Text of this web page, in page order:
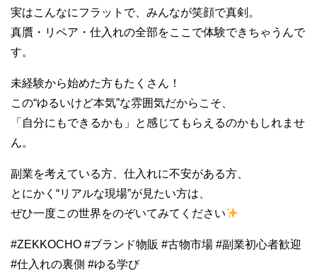
実はこんなにフラットで、みんなが笑顔で真剣。
真贋・リペア・仕入れの全部をここで体験できちゃうんで
す。
未経験から始めた方もたくさん！
この“ゆるいけど本気”な雰囲気だからこそ、
「自分にもできるかも」と感じてもらえるのかもしれませ
ん。
副業を考えている方、仕入れに不安がある方、
とにかく“リアルな現場”が見たい方は、
ぜひ一度この世界をのぞいてみてください
#ZEKKOCHO #ブランド物販 #古物市場 #副業初心者歓迎
#仕入れの裏側 #ゆる学び